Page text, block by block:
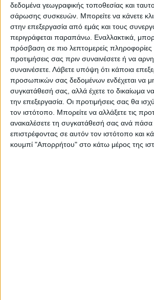
δεδομένα γεωγραφικής τοποθεσίας και
σάρωσης συσκευών. Μπορείτε να κάνετε
στην επεξεργασία από εμάς και τους
περιγράφεται παραπάνω. Εναλλακτικά,
πρόσβαση σε πιο λεπτομερείς πληροφορίες
προτιμήσεις σας πριν συναινέσετε ή να
συναινέσετε. Λάβετε υπόψη ότι κάποια
προσωπικών σας δεδομένων ενδέχεται να
συγκατάθεσή σας, αλλά έχετε το δικαίωμα
την επεξεργασία. Οι προτιμήσεις σας θα
τον ιστότοπο. Μπορείτε να αλλάξετε τις
ανακαλέσετε τη συγκατάθεσή σας ανά πάσα
επιστρέφοντας σε αυτόν τον ιστότοπο και
κουμπί "Απορρήτου" στο κάτω μέρος της
Στη διάρκεια του οκταήμερου
θεσμού, που συνδέει
της ελληνικής επαρχίας,
μοναδικά βουνά και δάση,
αθλητικό τουρισμό και
εξωτερικό μια άλλη,
πέρα από τη θάλασσα και τα
από το ποδήλατο κάθε ημέρα
νέος προορισμός: Από τη
στα Γρεβενά στη Δυτική
παραδοσιακό οικισμό του